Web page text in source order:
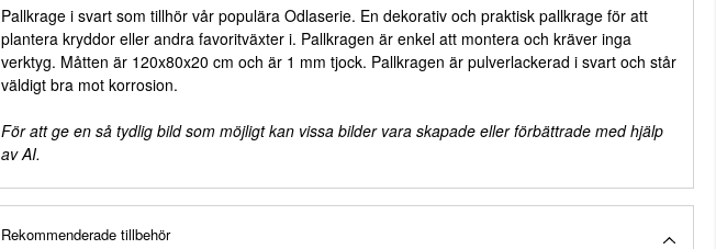
Pallkrage i svart som tillhör vår populära Odlaserie. En dekorativ och praktisk pallkrage för att
plantera kryddor eller andra favoritväxter i. Pallkragen är enkel att montera och kräver inga
verktyg. Måtten är 120x80x20 cm och är 1 mm tjock. Pallkragen är pulverlackerad i svart och står
väldigt bra mot korrosion.
För att ge en så tydlig bild som möjligt kan vissa bilder vara skapade eller förbättrade med hjälp
av AI.
Rekommenderade tillbehör